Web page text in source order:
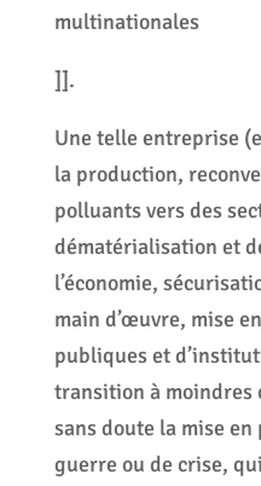
multinationales
]].
Une telle entreprise
la production,
polluants vers des
dématérialisation et
l’économie,
main d’œuvre, mise
publiques et
transition à moindres
sans doute la mise en
guerre ou de crise,